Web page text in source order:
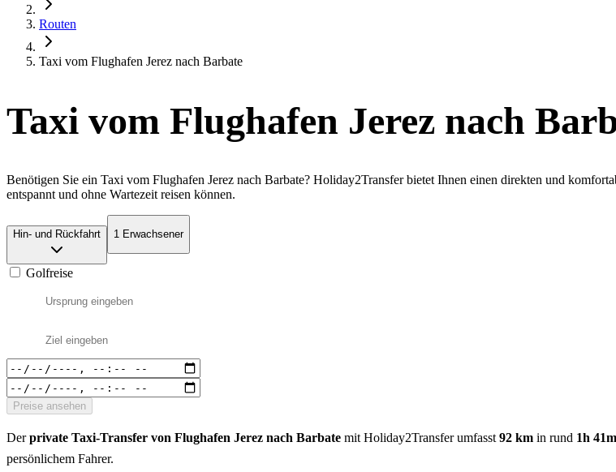
Routen
Taxi vom Flughafen Jerez nach Barbate
Taxi vom Flughafen Jerez nach
Benötigen Sie ein Taxi vom Flughafen Jerez nach Barbate? Holiday2Transfer bietet Ihnen einen direkten und
entspannt und ohne Wartezeit reisen können.
Hin- und Rückfahrt 1 Erwachsener
Golfreise
Preise ansehen
Derprivate Taxi-Transfer von Flughafen Jerez nach Barbate mit Holiday2Transfer umfasst 92 km in rund 1h
persönlichem Fahrer.